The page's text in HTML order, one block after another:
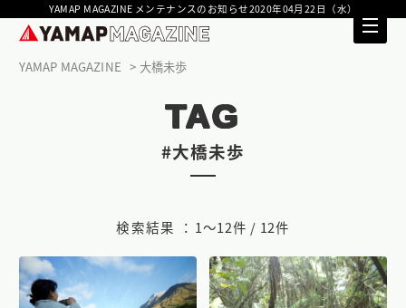
YAMAP MAGAZINE メンテナンスのお知らせ2020年04月22日（水）
YAMAP MAGAZINE 大橋未歩
TAG
#大橋未歩
検索結果 ： 1〜12件 / 12件